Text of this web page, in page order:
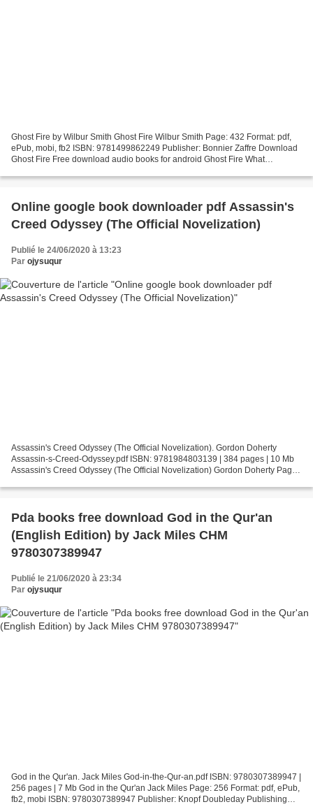
Ghost Fire by Wilbur Smith Ghost Fire Wilbur Smith Page: 432 Format: pdf,
ePub, mobi, fb2 ISBN: 9781499862249 Publisher: Bonnier Zaffre Download
Ghost Fire Free download audio books for android Ghost Fire What
Online google book downloader pdf Assassin's
Creed Odyssey (The Official Novelization)
Publié le 24/06/2020 à 13:23
Par ojysuqur
Assassin's Creed Odyssey (The Official Novelization). Gordon Doherty
Assassin-s-Creed-Odyssey.pdf ISBN: 9781984803139 | 384 pages | 10 Mb
Assassin's Creed Odyssey (The Official Novelization) Gordon Doherty Page:
Pda books free download God in the Qur'an
(English Edition) by Jack Miles CHM
9780307389947
Publié le 21/06/2020 à 23:34
Par ojysuqur
God in the Qur'an. Jack Miles God-in-the-Qur-an.pdf ISBN: 9780307389947 |
256 pages | 7 Mb God in the Qur'an Jack Miles Page: 256 Format: pdf, ePub,
fb2, mobi ISBN: 9780307389947 Publisher: Knopf Doubleday Publishing